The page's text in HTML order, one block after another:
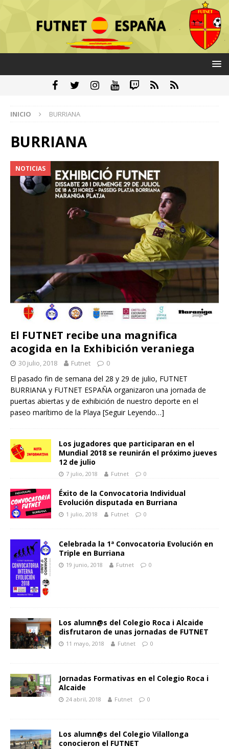
INICIO BURRIANA
BURRIANA
NOTICIAS
El FUTNET recibe una magnifica
acogida en la Exhibición veraniega
30 julio, 2018 Futnet 0
El pasado fin de semana del 28 y 29 de julio, FUTNET
BURRIANA y FUTNET ESPAÑA organizaron una jornada de
puertas abiertas y de exhibición de nuestro deporte en el
paseo marítimo de la Playa [Seguir Leyendo…]
Los jugadores que participaran en el
Mundial 2018 se reunirán el próximo jueves
12 de julio
7 julio, 2018 Futnet 0
Éxito de la Convocatoria Individual
Evolución disputada en Burriana
1 julio, 2018 Futnet 0
Celebrada la 1ª Convocatoria Evolución en
Triple en Burriana
19 junio, 2018 Futnet 0
Los alumn@s del Colegio Roca i Alcaide
disfrutaron de unas jornadas de FUTNET
11 mayo, 2018 Futnet 0
Jornadas Formativas en el Colegio Roca i
Alcaide
24 abril, 2018 Futnet 0
Los alumn@s del Colegio Vilallonga
conocieron el FUTNET